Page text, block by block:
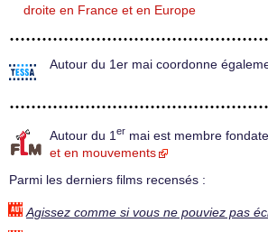
droite en France et en Europe
Autour du 1er mai coordonne
Autour du 1 er mai est membre
et en mouvements
Parmi les derniers films recensés :
Agissez comme si vous ne pouviez pas